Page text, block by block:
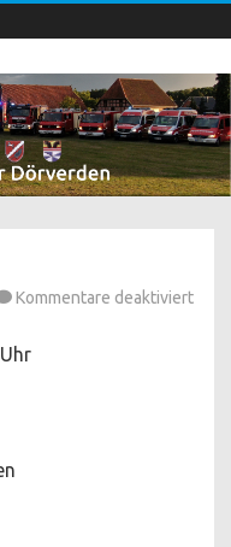
Dörverden
Kommentare deaktiviertfür